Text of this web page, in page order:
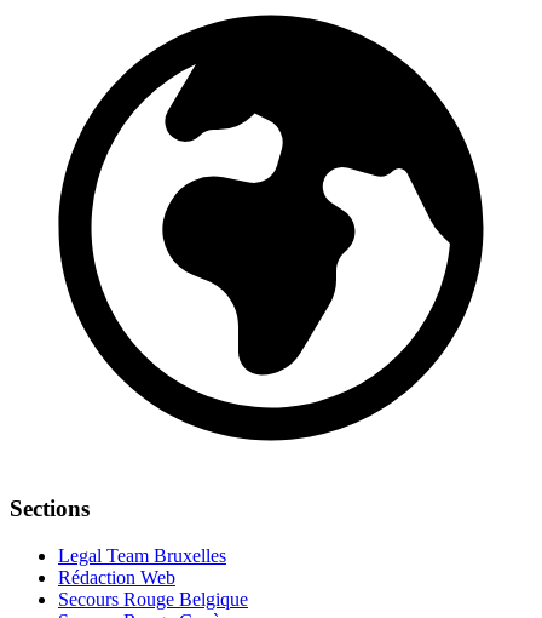
Sections
Legal Team Bruxelles
Rédaction Web
Secours Rouge Belgique